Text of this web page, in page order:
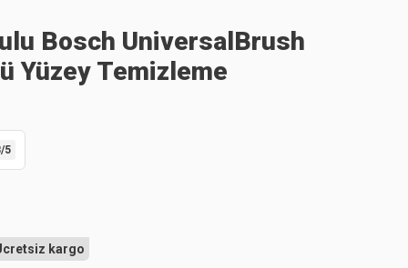
Bosch UniversalBrush
Yüzey Temizleme
/5
kargo